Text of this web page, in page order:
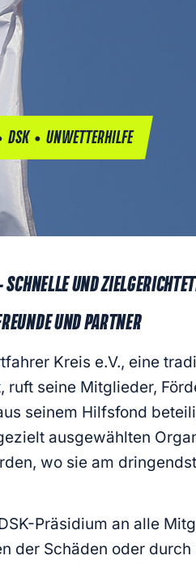
DSK• UNWETTERHILFE
UND
UND PARTNER
Kreis e.V., eine
ruft seine Mitglieder,
seinem Hilfsfond
ausgewählten
wo sie am
Präsidium an alle
der Schäden oder